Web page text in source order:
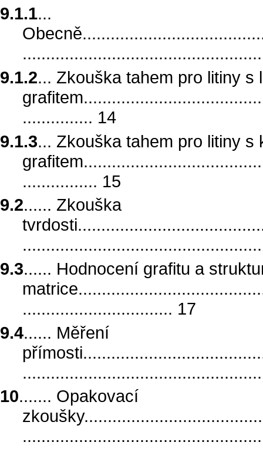
9.1.1...
9.1.2... Zkouška tahem pro litiny s
............... 14
9.1.3... Zkouška tahem pro litiny s
................ 15
9.2...... Zkouška
9.3...... Hodnocení grafitu a
................................ 17
9.4...... Měření
10....... Opakovací